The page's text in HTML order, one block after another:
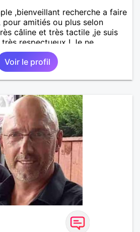
,bienveillant recherche a faire
pour amitiés ou plus selon
câline et très tactile ,je suis
respectueux ! Je ne
ne vaut une vraie
en toute simplicité,j'ai du
échanges virtuels Je suis plutôt
ayant la cinquantaine ,belles
fards ,ni excès A vous de jouer
Voir le profil